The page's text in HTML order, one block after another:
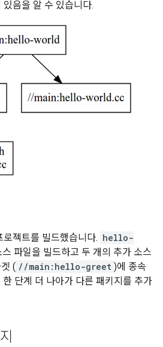
음을 알 수 있습니다.
젝트를 빌드했습니다. hello-
파일을 빌드하고 두 개의 추가 소스
( //main:hello-greet )에 종속
단계 더 나아가 다른 패키지를 추가